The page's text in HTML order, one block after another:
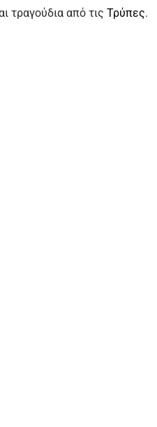
τραγούδια από τις Τρύπες.